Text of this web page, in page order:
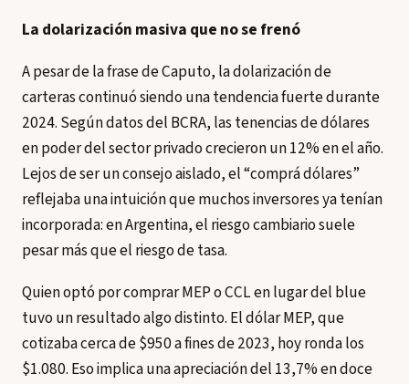
La dolarización masiva que no se frenó
A pesar de la frase de Caputo, la dolarización de
carteras continuó siendo una tendencia fuerte durante
2024. Según datos del BCRA, las tenencias de dólares
en poder del sector privado crecieron un 12% en el año.
Lejos de ser un consejo aislado, el “comprá dólares”
reflejaba una intuición que muchos inversores ya tenían
incorporada: en Argentina, el riesgo cambiario suele
pesar más que el riesgo de tasa.
Quien optó por comprar MEP o CCL en lugar del blue
tuvo un resultado algo distinto. El dólar MEP, que
cotizaba cerca de $950 a fines de 2023, hoy ronda los
$1.080. Eso implica una apreciación del 13,7% en doce